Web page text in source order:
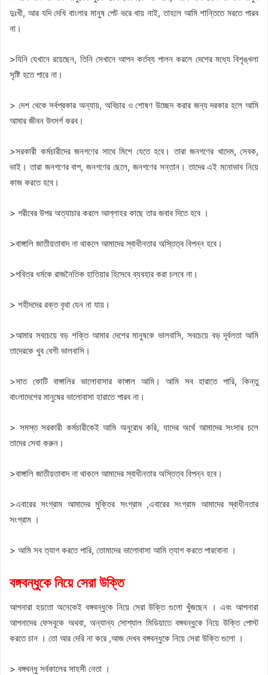
দুঃখী, আর যদি দেখি বাংলার মানুষ পেট ভরে খায় নাই, তাহলে আমি শান্তিতে মরতে পারব
না।
>যিনি যেখানে রয়েছেন, তিনি সেখানে আপন কর্তব্য পালন করলে দেশের মধ্যে বিশৃঙ্খলা
সৃষ্টি হতে পারে না।
> দেশ থেকে সর্বপ্রকার অন্যায়, অবিচার ও শোষণ উচ্ছেদ করার জন্য দরকার হলে আমি
আমার জীবন উৎসর্গ করব।
>সরকারী কর্মচারীদের জনগণের সাথে মিশে যেতে হবে। তারা জনগণের খাদেম, সেবক,
ভাই। তারা জনগণের বাপ, জনগণের ছেলে, জনগণের সন্তান। তাদের এই মনোভাব নিয়ে
কাজ করতে হবে।
> গরীবের উপর অত্যাচার করলে আল্লাহর কাছে তার জবাব দিতে হবে ।
>বাঙ্গালি জাতীয়তাবাদ না থাকলে আমাদের স্বাধীনতার অস্তিত্ব বিপন্ন হবে।
>পবিত্র ধর্মকে রাজনৈতিক হাতিয়ার হিসেবে ব্যবহার করা চলবে না।
> শহীদদের রক্ত বৃথা যেন না যায়।
>আমার সবচেয়ে বড় শক্তি আমার দেশের মানুষকে ভালবাসি, সবচেয়ে বড় দূর্বলতা আমি
তাদেরকে খুব বেশী ভালবাসি।
>সাত কোটি বাঙ্গালির ভালোবাসার কাঙ্গাল আমি। আমি সব হারাতে পারি, কিন্তু
বাংলাদেশের মানুষের ভালোবাসা হারাতে পারব না।
> সমস্ত সরকারী কর্মচারীকেই আমি অনুরোধ করি, যাদের অর্থে আমাদের সংসার চলে
তাদের সেবা করুন।
>বাঙ্গালি জাতীয়তাবাদ না থাকলে আমাদের স্বাধীনতার অস্তিত্ব বিপন্ন হবে।
>এবারের সংগ্রাম আমাদের মুক্তির সংগ্রাম ,এবারের সংগ্রাম আমাদের স্বাধীনতার
সংগ্রাম ।
> আমি সব ত্যাগ করতে পারি, তোমাদের ভালোবাসা আমি ত্যাগ করতে পারবোনা ।
বঙ্গবন্ধুকে নিয়ে সেরা উক্তি
আপনারা হয়তো অনেকেই বঙ্গবন্ধুকে নিয়ে সেরা উক্তি গুলো খুঁজছেন । এবং আপনারা
আপনাদের ফেসবুকে অথবা, অন্যান্য সোশ্যাল মিডিয়াতে বঙ্গবন্ধুকে নিয়ে উক্তি পোস্ট
করতে চান । তো আর দেরি না করে ,আজ দেখব বঙ্গবন্ধুকে নিয়ে সেরা উক্তি গুলো ।
> বঙ্গবন্ধু সর্বকালের সাহসী নেতা ।